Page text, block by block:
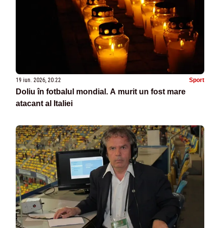
19 iun. 2026, 20:22 Sport
Doliu în fotbalul mondial. A murit un fost mare
atacant al Italiei